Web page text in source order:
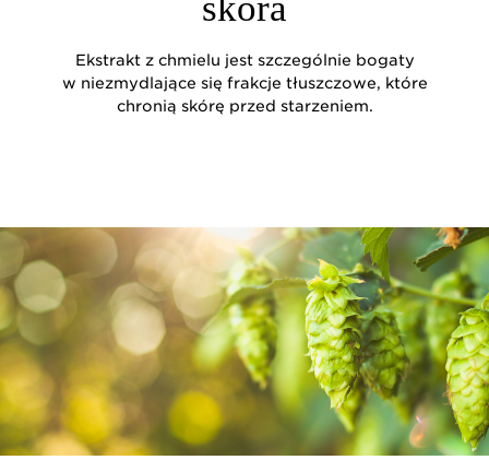
Ekstrakt z chmielu jest szczególnie bogaty
w niezmydlające się frakcje tłuszczowe, które
chronią skórę przed starzeniem.